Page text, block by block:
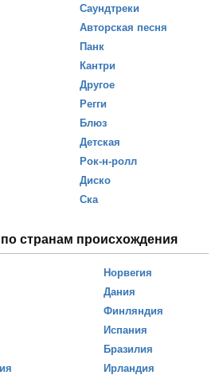
Саундтреки
Авторская песня
Панк
Кантри
Другое
Регги
Блюз
Детская
Рок-н-ролл
Диско
Ска
странам происхождения
Норвегия
Дания
Финляндия
Испания
Бразилия
Ирландия